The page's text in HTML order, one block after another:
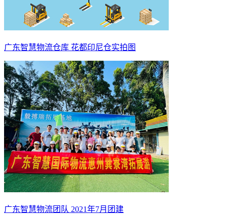
广东智慧物流仓库 花都印尼仓实拍图
广东智慧物流团队 2021年7月团建